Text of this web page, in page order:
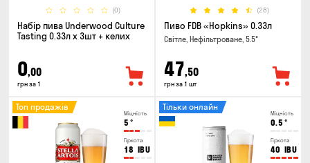
(0)
Набір пива Underwood Culture
Tasting 0.33л x 3шт + келих
0,00
грн за 1
(28)
Пиво FDB «Hopkins» 0.33л
Світле, Нефільтроване, 5.5°
47,50
грн за 1 шт
Міцність
5 °
Гіркота
18 IBU
Топ продажів
Міцність
0.5 °
Гіркота
40 IBU
Тільки онлайн